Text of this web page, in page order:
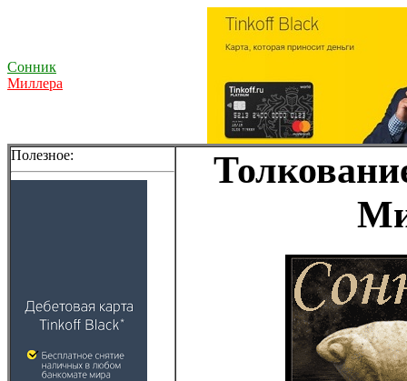
Сонник
Миллера
Полезное: